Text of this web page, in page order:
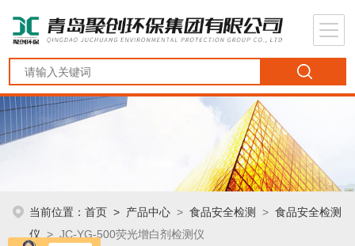
当前位置：首页 > 产品中心 >食品安全检测 >食品安全检测
仪 > JC-YG-500荧光增白剂检测仪